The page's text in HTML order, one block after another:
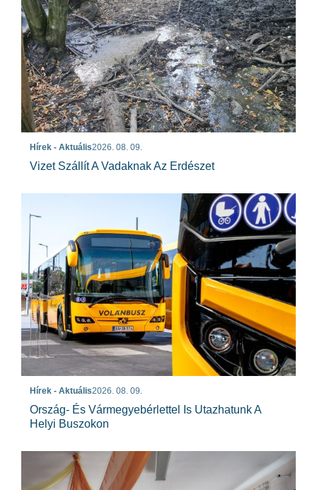
Hírek - Aktuális2026. 08. 09.
Vizet Szállít A Vadaknak Az Erdészet
Hírek - Aktuális2026. 08. 09.
Ország- És Vármegyebérlettel Is Utazhatunk A
Helyi Buszokon